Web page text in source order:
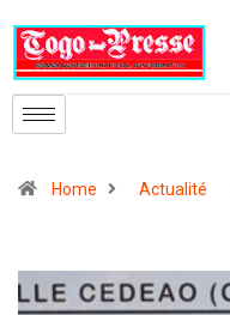
Home Actualité